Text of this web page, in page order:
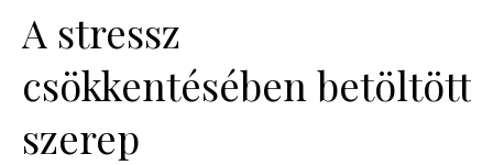
A stressz
csökkentésében betöltött
szerep